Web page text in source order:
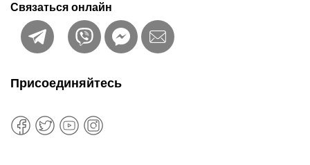
Связаться онлайн
Присоединяйтесь